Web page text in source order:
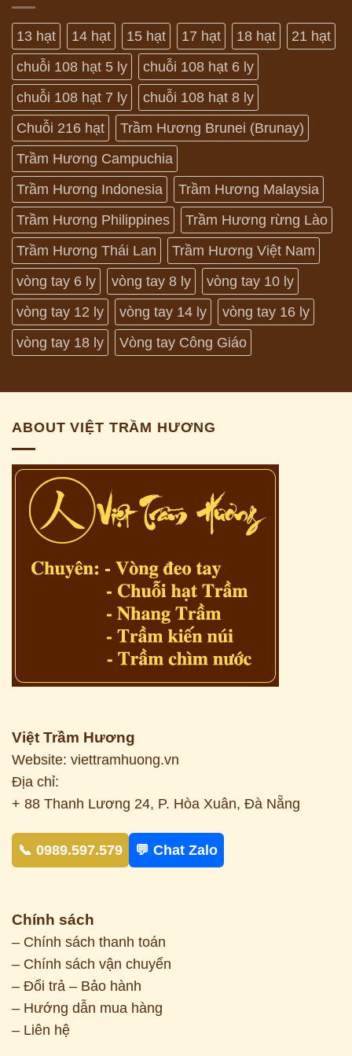
13 hạt 14 hạt 15 hạt 17 hạt 18 hạt
21 hạt
chuỗi 108 hạt 5 ly
chuỗi 108 hạt 6 ly
chuỗi 108 hạt 7 ly
chuỗi 108 hạt 8 ly
Chuỗi 216 hạt
Trầm Hương Brunei (Brunay)
Trầm Hương Campuchia
Trầm Hương Indonesia
Trầm Hương Malaysia
Trầm Hương Philippines
Trầm Hương rừng Lào
Trầm Hương Thái Lan
Trầm Hương Việt Nam
vòng tay 6 ly
vòng tay 8 ly
vòng tay 10 ly
vòng tay 12 ly
vòng tay 14 ly
vòng tay 16 ly
vòng tay 18 ly
Vòng tay Công Giáo
ABOUT VIỆT TRẦM HƯƠNG
Việt Trầm Hương
Website: viettramhuong.vn
Địa chỉ:
+ 88 Thanh Lương 24, P. Hòa Xuân, Đà Nẵng
📞 0989.597.579 💬 Chat Zalo
Chính sách
– Chính sách thanh toán
– Chính sách vận chuyển
– Đổi trả – Bảo hành
– Hướng dẫn mua hàng
– Liên hệ